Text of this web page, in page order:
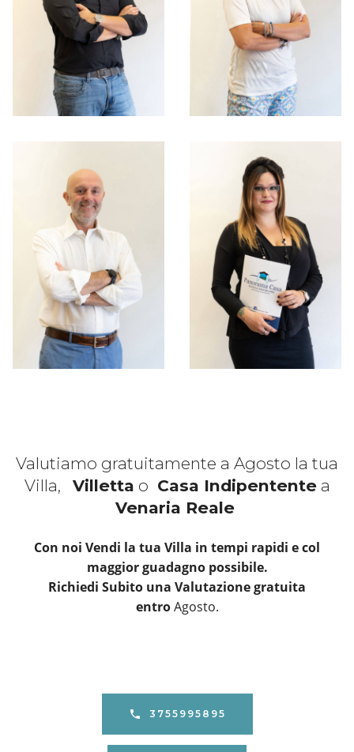
Valutiamo gratuitamente a Agosto la tua
Villa, Villetta o Casa Indipententea
Venaria Reale
Con noi Vendi la tua Villa in tempi rapidi e col
maggior guadagno possibile.
Richiedi Subito una Valutazione gratuita
entroAgosto.
3755995895